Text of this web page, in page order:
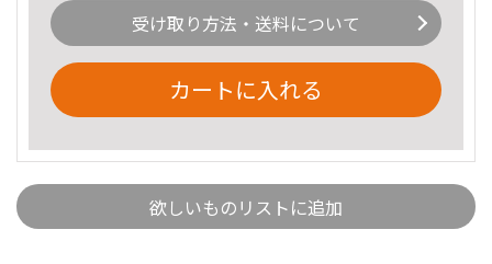
受け取り方法・送料について
カートに入れる
欲しいものリストに追加